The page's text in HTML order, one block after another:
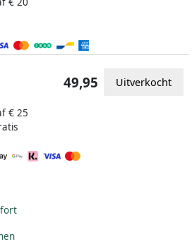
€ 25
49,95 Uitverkocht